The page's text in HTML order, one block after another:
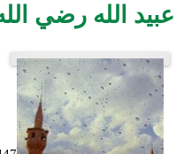
عبيد الله رضي